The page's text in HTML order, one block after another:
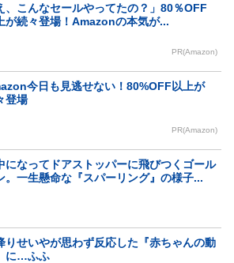
、こんなセールやってたの？」80％OFF
が続々登場！Amazonの本気が...
PR(Amazon)
今日も見逃せない！80%OFF以上が
登場
PR(Amazon)
になってドアストッパーに飛びつくゴール
。一生懸命な『スパーリング』の様子...
りせいやが思わず反応した『赤ちゃんの動
に…ふふ